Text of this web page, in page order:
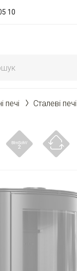
10
печі Сталеві печі